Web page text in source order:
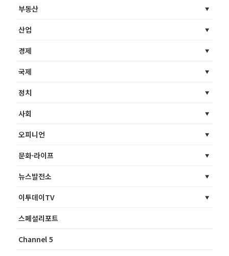
부동산
산업
경제
국제
정치
사회
오피니언
문화·라이프
뉴스발전소
이투데이TV
스페셜리포트
Channel 5